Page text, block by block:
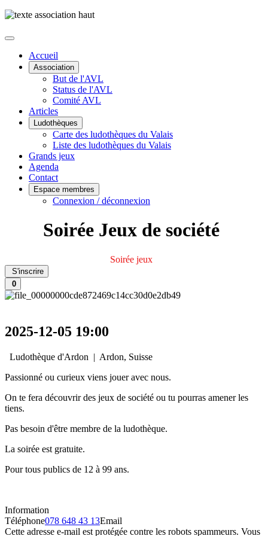
Accueil
Association
But de l'AVL
Status de l'AVL
Comité AVL
Articles
Ludothèques
Carte des ludothèques du Valais
Liste des ludothèques du Valais
Grands jeux
Agenda
Contact
Espace membres
Connexion / déconnexion
Soirée Jeux de société
Soirée jeux
S'inscrire
0
2025-12-05 19:00
Ludothèque d'Ardon | Ardon, Suisse
Passionné ou curieux viens jouer avec nous.
On te fera découvrir des jeux de société ou tu pourras amener les
tiens.
Pas besoin d'être membre de la ludothèque.
La soirée est gratuite.
Pour tous publics de 12 à 99 ans.
Information
Téléphone078 648 43 13Email
Cette adresse e-mail est protégée contre les robots spammeurs. Vous